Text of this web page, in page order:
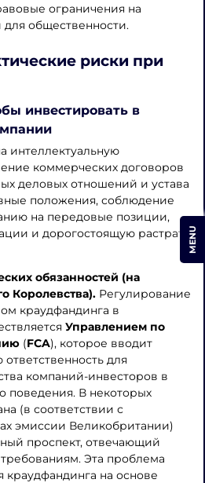
ограничения на
общественности.
риски при
инвестировать в
интеллектуальную
коммерческих договоров
деловых отношений и устава
положения, соблюдение
на передовые позиции,
и дорогостоящую растрату
обязанностей (на
Королевства). Регулирование
краудфандинга в
Управлением по
(FCA), которое вводит
для
компаний-инвесторов в
поведения. В некоторых
(в соответствии с
эмиссии Великобритании)
проспект, отвечающий
Эта проблема
краудфандинга на основе
MENU